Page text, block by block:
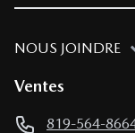
NOUS JOINDRE
Ventes
819-564-